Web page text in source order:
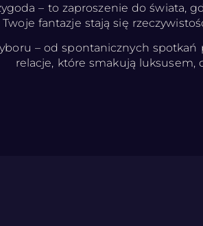
– to zaproszenie do świata,
Twoje fantazje stają się
– od spontanicznych spotkań
relacje, które smakują luksusem,